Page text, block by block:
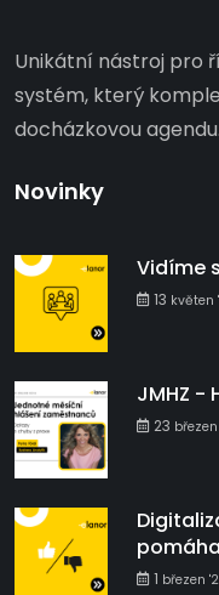
Unikátní nástroj pro
systém, který
docházkovou agendu.
Novinky
Vidíme
13 květen
JMHZ -
23
1 březen